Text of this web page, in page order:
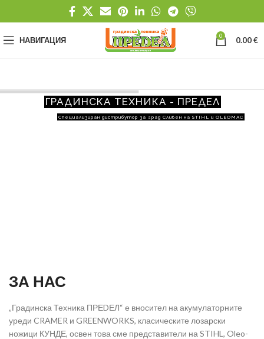
НАВИГАЦИЯ 0 0.00€
ГРАДИНСКА ТЕХНИКА - ПРЕДЕЛ
Специализиран дистрибутор за град Сливен на STIHL и OLEOMAC
ЗА НАС
„Градинска Техника ПРЕDЕЛ“ е вносител на акумулаторните
уреди CRAMER и GREENWORKS, класическите лозарски
ножици КУНДЕ, освен това сме представители на STIHL, Oleo-